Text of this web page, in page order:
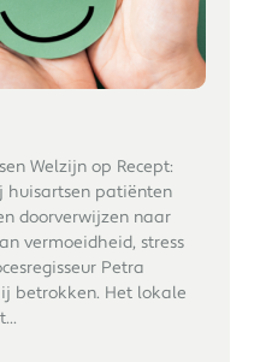
Welzijn op Recept:
patiënten
doorverwijzen naar
vermoeidheid, stress
Petra
betrokken. Het lokale